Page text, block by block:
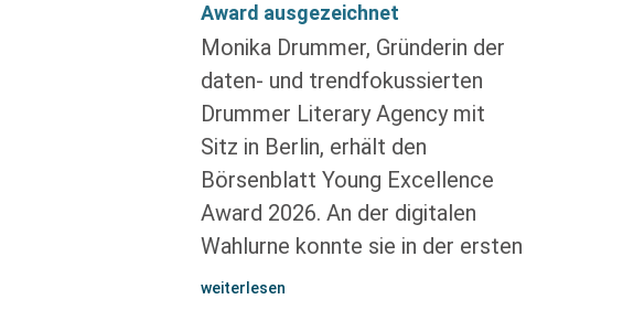
Award ausgezeichnet
Monika Drummer, Gründerin der
daten- und trendfokussierten
Drummer Literary Agency mit
Sitz in Berlin, erhält den
Börsenblatt Young Excellence
Award 2026. An der digitalen
Wahlurne konnte sie in der ersten
weiterlesen